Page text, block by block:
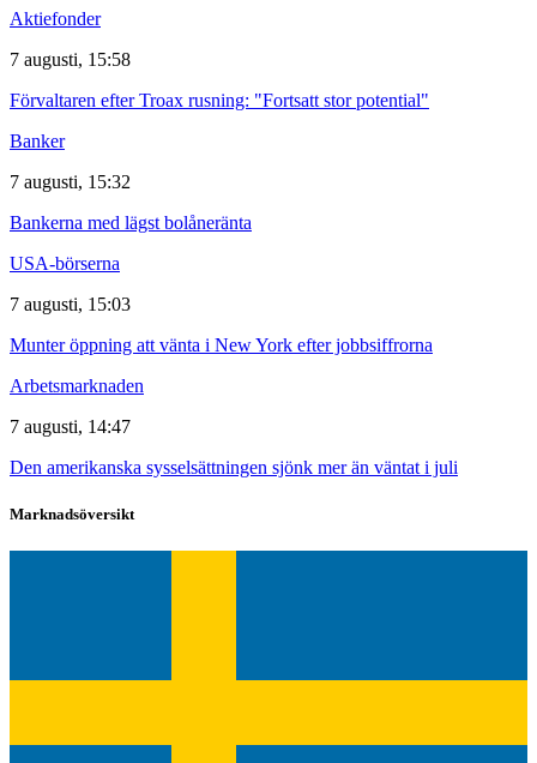
Aktiefonder
7 augusti, 15:58
Förvaltaren efter Troax rusning: "Fortsatt stor potential"
Banker
7 augusti, 15:32
Bankerna med lägst bolåneränta
USA-börserna
7 augusti, 15:03
Munter öppning att vänta i New York efter jobbsiffrorna
Arbetsmarknaden
7 augusti, 14:47
Den amerikanska sysselsättningen sjönk mer än väntat i juli
Marknadsöversikt